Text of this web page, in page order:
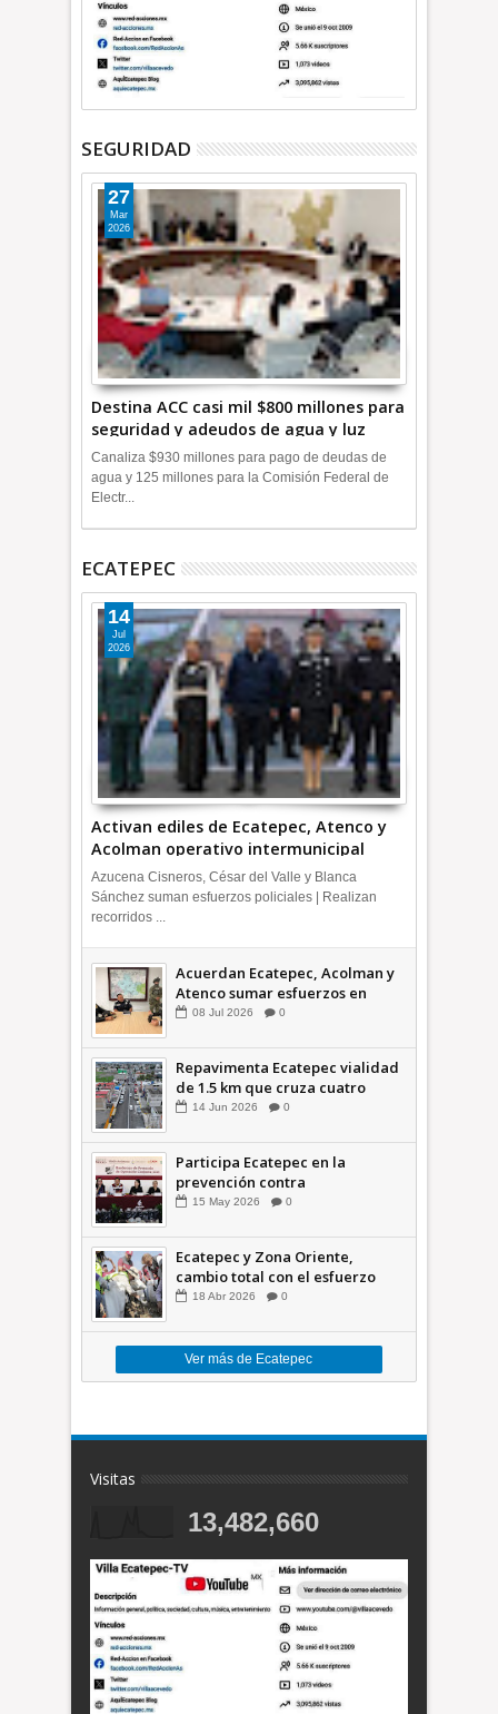
SEGURIDAD
Destina ACC casi mil $800 millones para
seguridad y adeudos de agua y luz
+Video
27
Mar
2026
Canaliza $930 millones para pago de deudas de
agua y 125 millones para la Comisión Federal de
Electr...
ECATEPEC
Activan ediles de Ecatepec, Atenco y
Acolman operativo intermunicipal
14
Jul
2026
Azucena Cisneros, César del Valle y Blanca
Sánchez suman esfuerzos policiales | Realizan
recorridos ...
Acuerdan Ecatepec, Acolman y
Atenco sumar esfuerzos en
seguridad
08 Jul 2026 0
Repavimenta Ecatepec vialidad
de 1.5 km que cruza cuatro
comunidades +Video
14 Jun 2026 0
Participa Ecatepec en la
prevención contra
inundaciones en el Valle de
15 May 2026 0
Ecatepec y Zona Oriente,
cambio total con el esfuerzo
conjunto: Azucena; retiran 21
18 Abr 2026 0
Ver más de Ecatepec
Visitas
13,482,660